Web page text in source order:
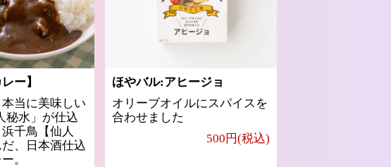
ー】
当に美味しい
秘水」が仕込
千鳥【仙人
、日本酒仕込
。
ほやバル:アヒージョ
オリーブオイルにスパイスを
合わせました
500円(税込)